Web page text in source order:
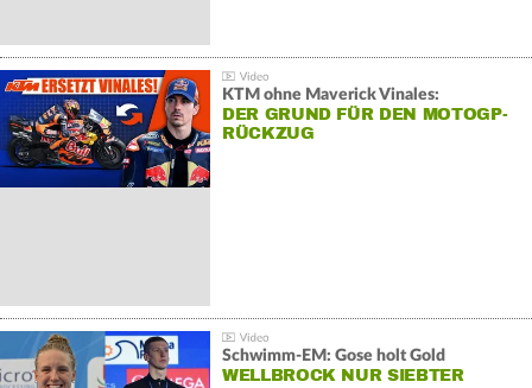
KTM ohne Maverick Vinales:
DER GRUND FÜR DEN MOTOGP-
RÜCKZUG
Schwimm-EM: Gose holt Gold
WELLBROCK NUR SIEBTER